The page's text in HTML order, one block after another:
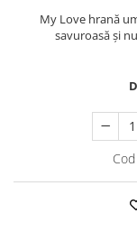
My Love hrană
savuroasă și